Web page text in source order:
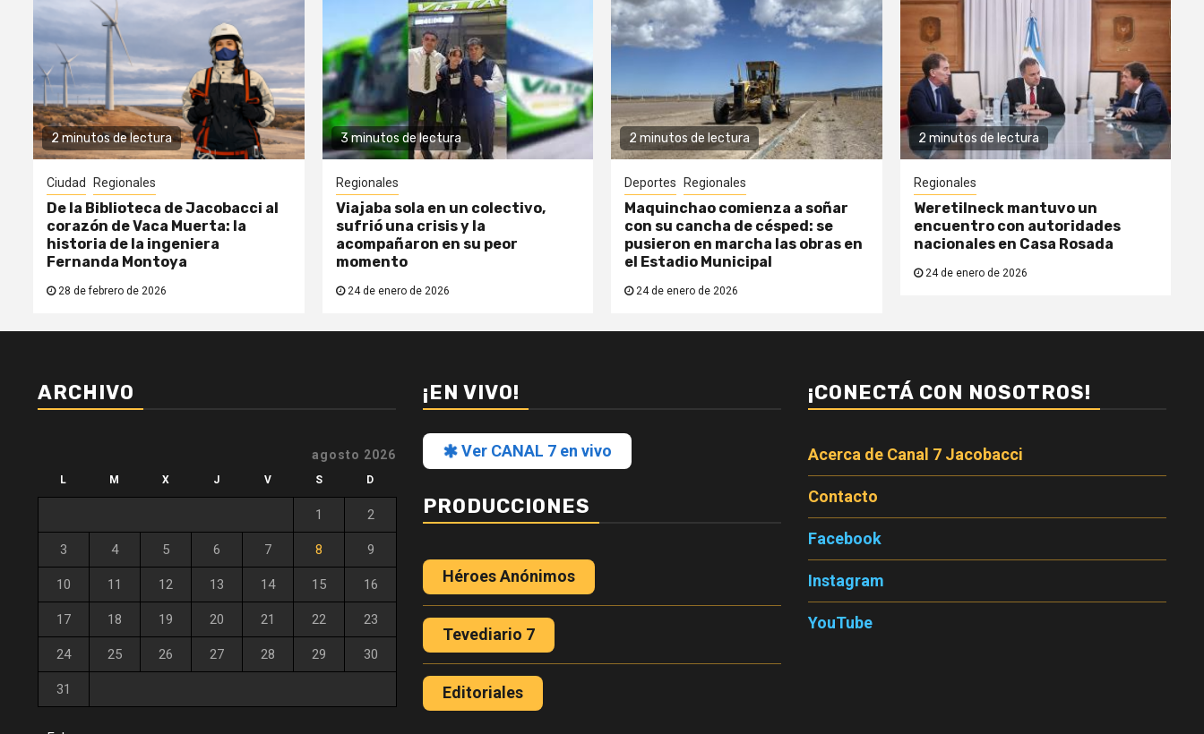
2 minutos de lectura
Ciudad Regionales
De la Biblioteca de Jacobacci al
corazón de Vaca Muerta: la
historia de la ingeniera
Fernanda Montoya
28 de febrero de 2026
3 minutos de lectura
Regionales
Viajaba sola en un colectivo,
sufrió una crisis y la
acompañaron en su peor
momento
24 de enero de 2026
2 minutos de lectura
Deportes Regionales
Maquinchao comienza a soñar
con su cancha de césped: se
pusieron en marcha las obras en
el Estadio Municipal
24 de enero de 2026
2 minutos de lectura
Regionales
Weretilneck mantuvo un
encuentro con autoridades
nacionales en Casa Rosada
24 de enero de 2026
ARCHIVO
agosto 2026
L M X J V S D
1 2
3 4 5 6 7 8 9
10 11 12 13 14 15 16
17 18 19 20 21 22 23
24 25 26 27 28 29 30
31
¡EN VIVO!
Ver CANAL 7 en vivo
PRODUCCIONES
Héroes Anónimos
Tevediario 7
Editoriales
¡CONECTÁ CON NOSOTROS!
Acerca de Canal 7 Jacobacci
Contacto
Facebook
Instagram
YouTube